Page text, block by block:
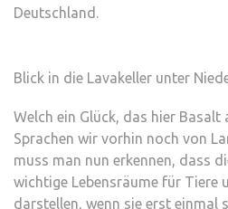
Deutschland.
Blick in die Lavakeller unter
Welch ein Glück, das hier Basalt
Sprachen wir vorhin noch von
muss man nun erkennen, dass
wichtige Lebensräume für Tiere
darstellen, wenn sie erst einmal